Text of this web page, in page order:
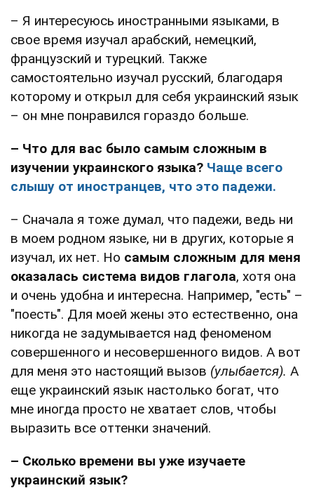
– Я интересуюсь иностранными языками, в
свое время изучал арабский, немецкий,
французский и турецкий. Также
самостоятельно изучал русский, благодаря
которому и открыл для себя украинский язык
– он мне понравился гораздо больше.
– Что для вас было самым сложным в
изучении украинского языка? Чаще всего
слышу от иностранцев, что это падежи.
– Сначала я тоже думал, что падежи, ведь ни
в моем родном языке, ни в других, которые я
изучал, их нет. Но самым сложным для меня
оказалась система видов глагола, хотя она
и очень удобна и интересна. Например, "есть" –
"поесть". Для моей жены это естественно, она
никогда не задумывается над феноменом
совершенного и несовершенного видов. А вот
для меня это настоящий вызов (улыбается). А
еще украинский язык настолько богат, что
мне иногда просто не хватает слов, чтобы
выразить все оттенки значений.
– Сколько времени вы уже изучаете
украинский язык?